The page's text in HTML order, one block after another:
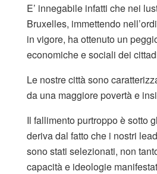
E’ innegabile infatti che nei
Bruxelles, immettendo
in vigore, ha ottenuto un
economiche e sociali dei
Le nostre città sono
da una maggiore povertà e
Il fallimento purtroppo è sotto
deriva dal fatto che i nostri
sono stati selezionati, non
capacità e ideologie